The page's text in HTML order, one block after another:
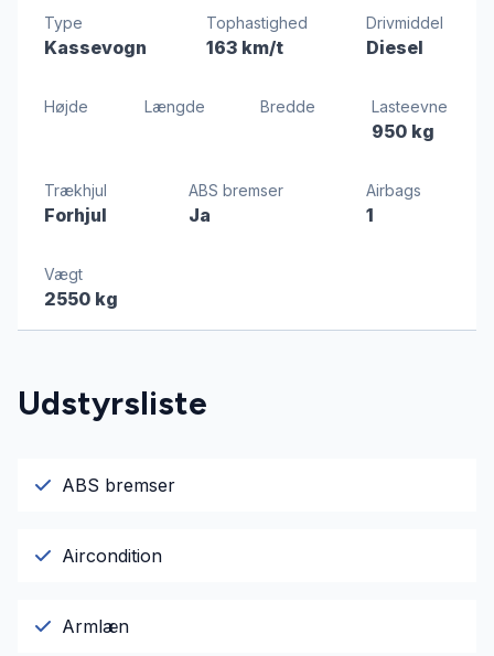
Type
Kassevogn
Tophastighed
163 km/t
Drivmiddel
Diesel
Højde Længde Bredde Lasteevne
950 kg
Trækhjul
Forhjul
ABS bremser
Ja
Airbags
1
Vægt
2550 kg
Udstyrsliste
ABS bremser
Aircondition
Armlæn